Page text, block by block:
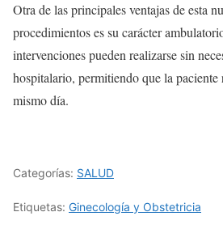
Otra de las principales ventajas de esta
procedimientos es su carácter
intervenciones pueden realizarse sin
hospitalario, permitiendo que la
mismo día.
Categorías: SALUD
Etiquetas: Ginecología y Obstetricia